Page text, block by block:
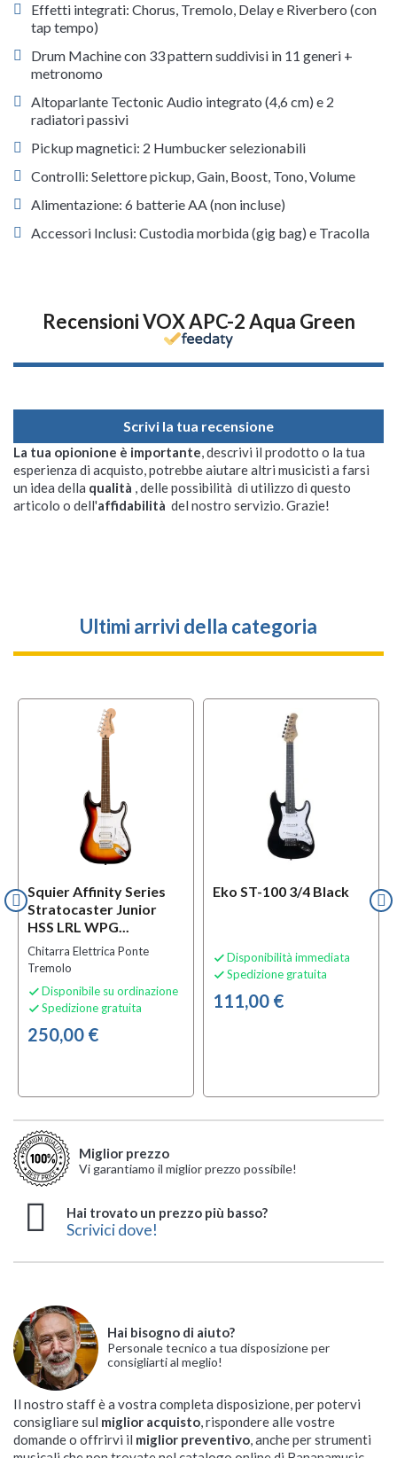
Effetti integrati: Chorus, Tremolo, Delay e Riverbero (con
tap tempo)
Drum Machine con 33 pattern suddivisi in 11 generi +
metronomo
Altoparlante Tectonic Audio integrato (4,6 cm) e 2
radiatori passivi
Pickup magnetici: 2 Humbucker selezionabili
Controlli: Selettore pickup, Gain, Boost, Tono, Volume
Alimentazione: 6 batterie AA (non incluse)
Accessori Inclusi: Custodia morbida (gig bag) e Tracolla
Recensioni VOX APC-2 Aqua Green
Scrivi la tua recensione
La tua opionione è importante, descrivi il prodotto o la tua
esperienza di acquisto, potrebbe aiutare altri musicisti a farsi
un idea della qualità , delle possibilità di utilizzo di questo
articolo o dell'affidabilità del nostro servizio. Grazie!
Ultimi arrivi della categoria
Squier Affinity Series
Stratocaster Junior
HSS LRL WPG...
Chitarra Elettrica Ponte
Tremolo
 Disponibile su ordinazione
 Spedizione gratuita
250,00 €
Eko ST-100 3/4 Black
 Disponibilità immediata
 Spedizione gratuita
111,00 €
Miglior prezzo
Vi garantiamo il miglior prezzo possibile!
Hai trovato un prezzo più basso?
Scrivici dove!
Hai bisogno di aiuto?
Personale tecnico a tua disposizione per
consigliarti al meglio!
Il nostro staff è a vostra completa disposizione, per potervi
consigliare sul miglior acquisto, rispondere alle vostre
domande o offrirvi il miglior preventivo, anche per strumenti